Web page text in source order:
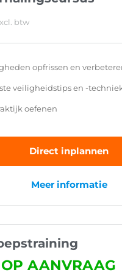
btw
opfrissen en
veiligheidstips en -
oefenen
Direct inplannen
Meer informatie
AANVRAAG